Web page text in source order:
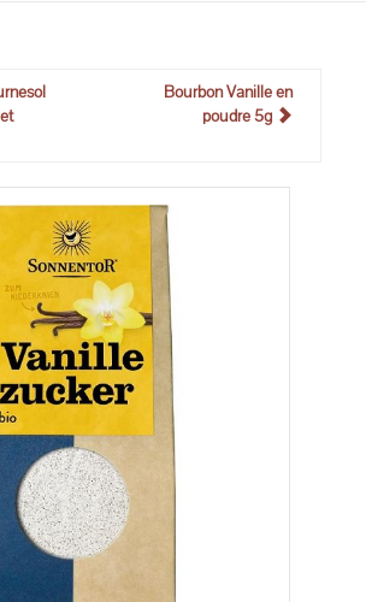
Bourbon Vanille en
poudre 5g